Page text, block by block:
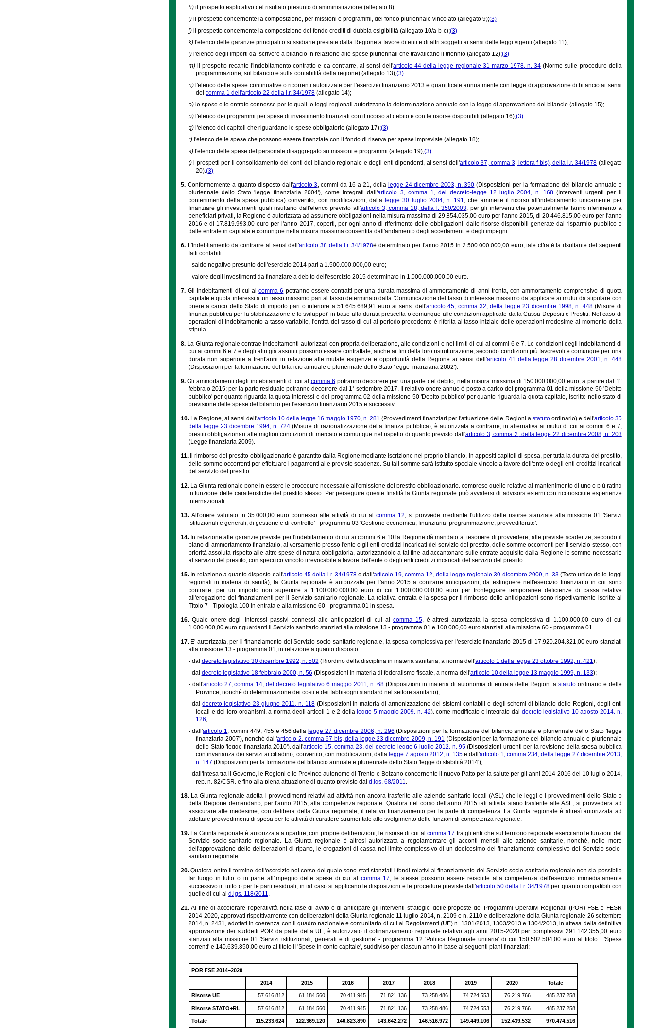
h) il prospetto esplicativo del risultato presunto di amministrazione (allegato 8);
i) il prospetto concernente la composizione, per missioni e programmi, del fondo pluriennale vincolato (allegato 9);(3)
j) il prospetto concernente la composizione del fondo crediti di dubbia esigibilità (allegato 10/a-b-c);(3)
k) l'elenco delle garanzie principali o sussidiarie prestate dalla Regione a favore di enti e di altri soggetti ai sensi delle leggi vigenti (allegato 11);
l) l'elenco degli importi da iscrivere a bilancio in relazione alle spese pluriennali che travalicano il triennio (allegato 12);(3)
m) il prospetto recante l'indebitamento contratto e da contrarre, ai sensi dell'articolo 44 della legge regionale 31 marzo 1978, n. 34 (Norme sulle procedure della
programmazione, sul bilancio e sulla contabilità della regione) (allegato 13);(3)
n) l'elenco delle spese continuative o ricorrenti autorizzate per l'esercizio finanziario 2013 e quantificate annualmente con legge di approvazione di bilancio ai sensi
delcomma 1 dell'articolo 22 della l.r. 34/1978 (allegato 14);
o) le spese e le entrate connesse per le quali le leggi regionali autorizzano la determinazione annuale con la legge di approvazione del bilancio (allegato 15);
p) l'elenco dei programmi per spese di investimento finanziati con il ricorso al debito e con le risorse disponibili (allegato 16);(3)
q) l'elenco dei capitoli che riguardano le spese obbligatorie (allegato 17);(3)
r) l'elenco delle spese che possono essere finanziate con il fondo di riserva per spese impreviste (allegato 18);
s) l'elenco delle spese del personale disaggregato su missioni e programmi (allegato 19);(3)
t)i prospetti per il consolidamento dei conti del bilancio regionale e degli enti dipendenti, ai sensi dell'articolo 37, comma 3, lettera f bis), della l.r. 34/1978 (allegato
20).(3)
5. Conformemente a quanto disposto dall'articolo 3, commi da 16 a 21, della legge 24 dicembre 2003, n. 350 (Disposizioni per la formazione del bilancio annuale e
pluriennale dello Stato 'legge finanziaria 2004'), come integrati dall'articolo 3, comma 1, del decreto-legge 12 luglio 2004, n. 168(Interventi urgenti per il
contenimento della spesa pubblica) convertito, con modificazioni, dalla legge 30 luglio 2004, n. 191, che ammette il ricorso all'indebitamento unicamente per
finanziare gli investimenti quali risultano dall'elenco previsto all'articolo 3, comma 18, della l. 350/2003, per gli interventi che potenzialmente fanno riferimento a
beneficiari privati, la Regione è autorizzata ad assumere obbligazioni nella misura massima di 29.854.035,00 euro per l'anno 2015, di 20.446.815,00 euro per l'anno
2016 e di 17.819.993,00 euro per l'anno 2017, coperti, per ogni anno di riferimento delle obbligazioni, dalle risorse disponibili generate dal risparmio pubblico e
dalle entrate in capitale e comunque nella misura massima consentita dall'andamento degli accertamenti e degli impegni.
6. L'indebitamento da contrarre ai sensi dell'articolo 38 della l.r. 34/1978è determinato per l'anno 2015 in 2.500.000.000,00 euro; tale cifra è la risultante dei seguenti
fatti contabili:
- saldo negativo presunto dell'esercizio 2014 pari a 1.500.000.000,00 euro;
- valore degli investimenti da finanziare a debito dell'esercizio 2015 determinato in 1.000.000.000,00 euro.
7.Gli indebitamenti di cui alcomma 6 potranno essere contratti per una durata massima di ammortamento di anni trenta, con ammortamento comprensivo di quota
capitale e quota interessi a un tasso massimo pari al tasso determinato dalla 'Comunicazione del tasso di interesse massimo da applicare ai mutui da stipulare con
onere a carico dello Stato di importo pari o inferiore a 51.645.689,91 euro ai sensi dell'articolo 45, comma 32, della legge 23 dicembre 1998, n. 448(Misure di
finanza pubblica per la stabilizzazione e lo sviluppo)' in base alla durata prescelta o comunque alle condizioni applicate dalla Cassa Depositi e Prestiti. Nel caso di
operazioni di indebitamento a tasso variabile, l'entità del tasso di cui al periodo precedente è riferita al tasso iniziale delle operazioni medesime al momento della
stipula.
8. La Giunta regionale contrae indebitamenti autorizzati con propria deliberazione, alle condizioni e nei limiti di cui ai commi 6 e 7. Le condizioni degli indebitamenti di
cui ai commi 6 e 7 e degli altri già assunti possono essere contrattate, anche ai fini della loro ristrutturazione, secondo condizioni più favorevoli e comunque per una
durata non superiore a trent'anni in relazione alle mutate esigenze e opportunità della Regione ai sensi dell'articolo 41 della legge 28 dicembre 2001, n. 448
(Disposizioni per la formazione del bilancio annuale e pluriennale dello Stato 'legge finanziaria 2002').
9.Gli ammortamenti degli indebitamenti di cui al comma 6 potranno decorrere per una parte del debito, nella misura massima di 150.000.000,00 euro, a partire dal 1°
febbraio 2015; per la parte residuale potranno decorrere dal 1° settembre 2017. Il relativo onere annuo è posto a carico del programma 01 della missione 50 'Debito
pubblico' per quanto riguarda la quota interessi e del programma 02 della missione 50 'Debito pubblico' per quanto riguarda la quota capitale, iscritte nello stato di
previsione delle spese del bilancio per l'esercizio finanziario 2015 e successivi.
10. La Regione, ai sensi dell'articolo 10 della legge 16 maggio 1970, n. 281 (Provvedimenti finanziari per l'attuazione delle Regioni a statutoordinario) e dell'articolo 35
della legge 23 dicembre 1994, n. 724 (Misure di razionalizzazione della finanza pubblica), è autorizzata a contrarre, in alternativa ai mutui di cui ai commi 6 e 7,
prestiti obbligazionari alle migliori condizioni di mercato e comunque nel rispetto di quanto previsto dall'articolo 3, comma 2, della legge 22 dicembre 2008, n. 203
(Legge finanziaria 2009).
11.
Il rimborso del prestito obbligazionario è garantito dalla Regione mediante iscrizione nel proprio bilancio, in appositi capitoli di spesa, per tutta la durata del prestito,
delle somme occorrenti per effettuare i pagamenti alle previste scadenze. Su tali somme sarà istituito speciale vincolo a favore dell'ente o degli enti creditizi incaricati
del servizio del prestito.
12. La Giunta regionale pone in essere le procedure necessarie all'emissione del prestito obbligazionario, comprese quelle relative al mantenimento di uno o più rating
in funzione delle caratteristiche del prestito stesso. Per perseguire queste finalità la Giunta regionale può avvalersi di advisors esterni con riconosciute esperienze
internazionali.
13. All'onere valutato in 35.000,00 euro connesso alle attività di cui al comma 12, si provvede mediante l'utilizzo delle risorse stanziate alla missione 01 'Servizi
istituzionali e generali, di gestione e di controllo' - programma 03 'Gestione economica, finanziaria, programmazione, provveditorato'.
14. In relazione alle garanzie previste per l'indebitamento di cui ai commi 6 e 10 la Regione dà mandato al tesoriere di provvedere, alle previste scadenze, secondo il
piano di ammortamento finanziario, al versamento presso l'ente o gli enti creditizi incaricati del servizio del prestito, delle somme occorrenti per il servizio stesso, con
priorità assoluta rispetto alle altre spese di natura obbligatoria, autorizzandolo a tal fine ad accantonare sulle entrate acquisite dalla Regione le somme necessarie
al servizio del prestito, con specifico vincolo irrevocabile a favore dell'ente o degli enti creditizi incaricati del servizio del prestito.
15. In relazione a quanto disposto dall'articolo 45 della l.r. 34/1978e dall'articolo 19, comma 12, della legge regionale 30 dicembre 2009, n. 33(Testo unico delle leggi
regionali in materia di sanità), la Giunta regionale è autorizzata per l'anno 2015 a contrarre anticipazioni, da estinguere nell'esercizio finanziario in cui sono
contratte, per un importo non superiore a 1.100.000.000,00 euro di cui 1.000.000.000,00 euro per fronteggiare temporanee deficienze di cassa relative
all'erogazione dei finanziamenti per il Servizio sanitario regionale. La relativa entrata e la spesa per il rimborso delle anticipazioni sono rispettivamente iscritte al
Titolo 7 - Tipologia 100 in entrata e alla missione 60 - programma 01 in spesa.
16. Quale onere degli interessi passivi connessi alle anticipazioni di cui al comma 15, è altresì autorizzata la spesa complessiva di 1.100.000,00 euro di cui
1.000.000,00 euro riguardanti il Servizio sanitario stanziati alla missione 13 - programma 01 e 100.000,00 euro stanziati alla missione 60 - programma 01.
17. E' autorizzata, per il finanziamento del Servizio socio-sanitario regionale, la spesa complessiva per l'esercizio finanziario 2015 di 17.920.204.321,00 euro stanziati
alla missione 13 - programma 01, in relazione a quanto disposto:
- dal decreto legislativo 30 dicembre 1992, n. 502 (Riordino della disciplina in materia sanitaria, a norma dell'articolo 1 della legge 23 ottobre 1992, n. 421);
- dal decreto legislativo 18 febbraio 2000, n. 56 (Disposizioni in materia di federalismo fiscale, a norma dell'articolo 10 della legge 13 maggio 1999, n. 133);
- dall'articolo 27, comma 14, del decreto legislativo 6 maggio 2011, n. 68 (Disposizioni in materia di autonomia di entrata delle Regioni a statutoordinario e delle
Province, nonché di determinazione dei costi e dei fabbisogni standard nel settore sanitario);
-daldecreto legislativo 23 giugno 2011, n. 118(Disposizioni in materia di armonizzazione dei sistemi contabili e degli schemi di bilancio delle Regioni, degli enti
locali e dei loro organismi, a norma degli articoli 1 e 2 della legge 5 maggio 2009, n. 42), come modificato e integrato dal decreto legislativo 10 agosto 2014, n.
126;
-dall'articolo 1, commi 449, 455 e 456 della legge 27 dicembre 2006, n. 296 (Disposizioni per la formazione del bilancio annuale e pluriennale dello Stato 'legge
finanziaria 2007'), nonché dall'articolo 2, comma 67 bis, della legge 23 dicembre 2009, n. 191 (Disposizioni per la formazione del bilancio annuale e pluriennale
dello Stato 'legge finanziaria 2010'), dall'articolo 15, comma 23, del decreto-legge 6 luglio 2012, n. 95 (Disposizioni urgenti per la revisione della spesa pubblica
con invarianza dei servizi ai cittadini), convertito, con modificazioni, dalla legge 7 agosto 2012, n. 135 e dall'articolo 1, comma 234, della legge 27 dicembre 2013,
n. 147 (Disposizioni per la formazione del bilancio annuale e pluriennale dello Stato 'legge di stabilità 2014');
- dall'Intesa tra il Governo, le Regioni e le Province autonome di Trento e Bolzano concernente il nuovo Patto per la salute per gli anni 2014-2016 del 10 luglio 2014,
rep. n. 82/CSR, e fino alla piena attuazione di quanto previsto dald.lgs. 68/2011.
18. La Giunta regionale adotta i provvedimenti relativi ad attività non ancora trasferite alle aziende sanitarie locali (ASL) che le leggi e i provvedimenti dello Stato o
della Regione demandano, per l'anno 2015, alla competenza regionale. Qualora nel corso dell'anno 2015 tali attività siano trasferite alle ASL, si provvederà ad
assicurare alle medesime, con delibera della Giunta regionale, il relativo finanziamento per la parte di competenza. La Giunta regionale è altresì autorizzata ad
adottare provvedimenti di spesa per le attività di carattere strumentale allo svolgimento delle funzioni di competenza regionale.
19. La Giunta regionale è autorizzata a ripartire, con proprie deliberazioni, le risorse di cui al comma 17 tra gli enti che sul territorio regionale esercitano le funzioni del
Servizio socio-sanitario regionale. La Giunta regionale è altresì autorizzata a regolamentare gli acconti mensili alle aziende sanitarie, nonché, nelle more
dell'approvazione delle deliberazioni di riparto, le erogazioni di cassa nel limite complessivo di un dodicesimo del finanziamento complessivo del Servizio socio-
sanitario regionale.
20.Qualora entro il termine dell'esercizio nel corso del quale sono stati stanziati i fondi relativi al finanziamento del Servizio socio-sanitario regionale non sia possibile
far luogo in tutto o in parte all'impegno delle spese di cui al comma 17, le stesse possono essere reiscritte alla competenza dell'esercizio immediatamente
successivo in tutto o per le parti residuali; in tal caso si applicano le disposizioni e le procedure previste dall'articolo 50 della l.r. 34/1978 per quanto compatibili con
quelle di cui al d.lgs. 118/2011.
21.Al fine di accelerare l'operatività nella fase di avvio e di anticipare gli interventi strategici delle proposte dei Programmi Operativi Regionali (POR) FSE e FESR
2014-2020, approvati rispettivamente con deliberazioni della Giunta regionale 11 luglio 2014, n. 2109 e n. 2110 e deliberazione della Giunta regionale 26 settembre
2014, n. 2431, adottati in coerenza con il quadro nazionale e comunitario di cui ai Regolamenti (UE) n. 1301/2013, 1303/2013 e 1304/2013, in attesa della definitiva
approvazione dei suddetti POR da parte della UE, è autorizzato il cofinanziamento regionale relativo agli anni 2015-2020 per complessivi 291.142.355,00 euro
stanziati alla missione 01 'Servizi istituzionali, generali e di gestione' - programma 12 'Politica Regionale unitaria' di cui 150.502.504,00 euro al titolo I 'Spese
correnti' e 140.639.850,00 euro al titolo II 'Spese in conto capitale', suddiviso per ciascun anno in base ai seguenti piani finanziari:
POR FSE 2014–2020
2014 2015 2016 2017 2018 2019 2020 Totale
Risorse UE 57.616.812 61.184.560 70.411.945 71.821.136 73.258.486 74.724.553 76.219.766 485.237.258
Risorse STATO+RL 57.616.812 61.184.560 70.411.945 71.821.136 73.258.486 74.724.553 76.219.766 485.237.258
Totale 115.233.624 122.369.120 140.823.890 143.642.272 146.516.972 149.449.106 152.439.532 970.474.516